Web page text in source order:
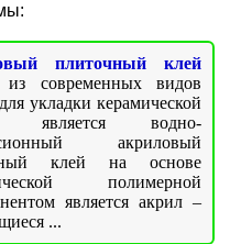
плиточный клей
современных видов
укладки керамической
является водно-
акриловый
клей на основе
полимерной
является акрил –
...